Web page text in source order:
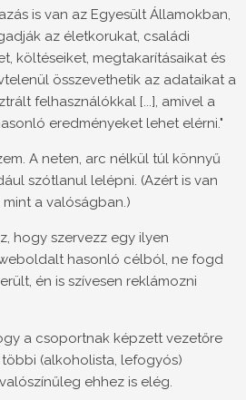
is van az Egyesült Államokban,
az életkorukat, családi
költéseiket, megtakarításaikat és
összevethetik az adataikat a
felhasználókkal [...], amivel a
eredményeket lehet elérni."
A neten, arc nélkül túl könnyű
szótlanul lelépni. (Azért is van
a valóságban.)
hogy szervezz egy ilyen
hasonló célból, ne fogd
én is szívesen reklámozni
a csoportnak képzett vezetőre
többi (alkoholista, lefogyós)
ehhez is elég.